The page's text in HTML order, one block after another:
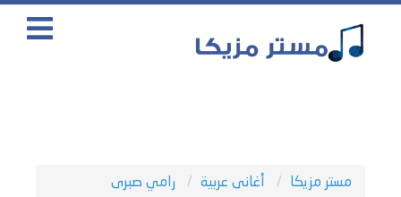
مستر مزيكا أغانى عربية
رامي صبرى